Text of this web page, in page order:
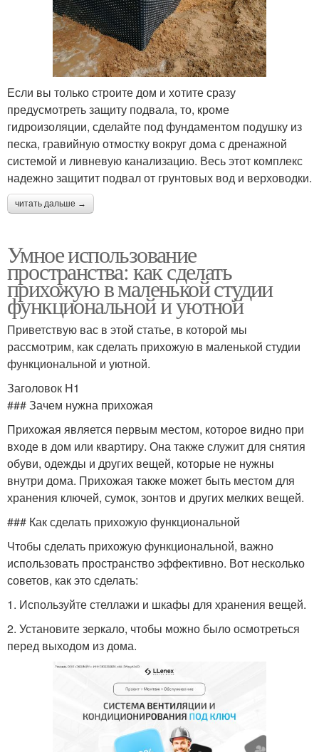
Если вы только строите дом и хотите сразу
предусмотреть защиту подвала, то, кроме
гидроизоляции, сделайте под фундаментом подушку из
песка, гравийную отмостку вокруг дома с дренажной
системой и ливневую канализацию. Весь этот комплекс
надежно защитит подвал от грунтовых вод и верховодки.
читать дальше →
Умное использование
пространства: как сделать
прихожую в маленькой студии
функциональной и уютной
Приветствую вас в этой статье, в которой мы
рассмотрим, как сделать прихожую в маленькой студии
функциональной и уютной.
Заголовок H1
### Зачем нужна прихожая
Прихожая является первым местом, которое видно при
входе в дом или квартиру. Она также служит для снятия
обуви, одежды и других вещей, которые не нужны
внутри дома. Прихожая также может быть местом для
хранения ключей, сумок, зонтов и других мелких вещей.
### Как сделать прихожую функциональной
Чтобы сделать прихожую функциональной, важно
использовать пространство эффективно. Вот несколько
советов, как это сделать:
1. Используйте стеллажи и шкафы для хранения вещей.
2. Установите зеркало, чтобы можно было осмотреться
перед выходом из дома.